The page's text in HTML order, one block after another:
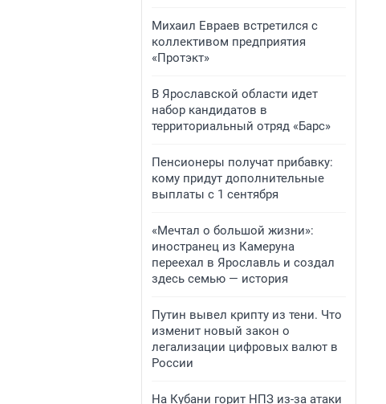
Михаил Евраев встретился с
коллективом предприятия
«Протэкт»
В Ярославской области идет
набор кандидатов в
территориальный отряд «Барс»
Пенсионеры получат прибавку:
кому придут дополнительные
выплаты с 1 сентября
«Мечтал о большой жизни»:
иностранец из Камеруна
переехал в Ярославль и создал
здесь семью — история
Путин вывел крипту из тени. Что
изменит новый закон о
легализации цифровых валют в
России
На Кубани горит НПЗ из-за атаки